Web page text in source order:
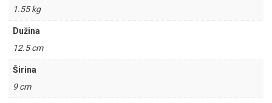
1.55 kg
Dužina
12.5 cm
Širina
9 cm